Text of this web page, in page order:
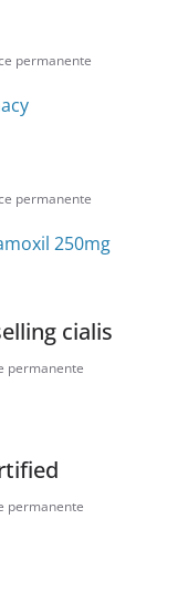
permanente
permanente
250mg
cialis
permanente
permanente